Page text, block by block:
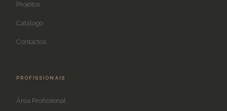
Projetos
Catálogo
Contactos
PROFISSIONAIS
Área Profissional